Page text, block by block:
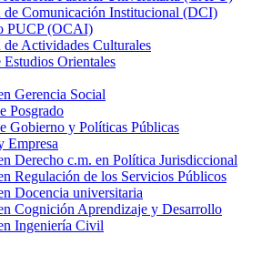
de Comunicación Institucional (DCI)
PUCP (OCAI)
Actividades Culturales
Estudios Orientales
Gerencia Social
Posgrado
Gobierno y Políticas Públicas
Empresa
Derecho c.m. en Política Jurisdiccional
Regulación de los Servicios Públicos
Docencia universitaria
Cognición Aprendizaje y Desarrollo
Ingeniería Civil